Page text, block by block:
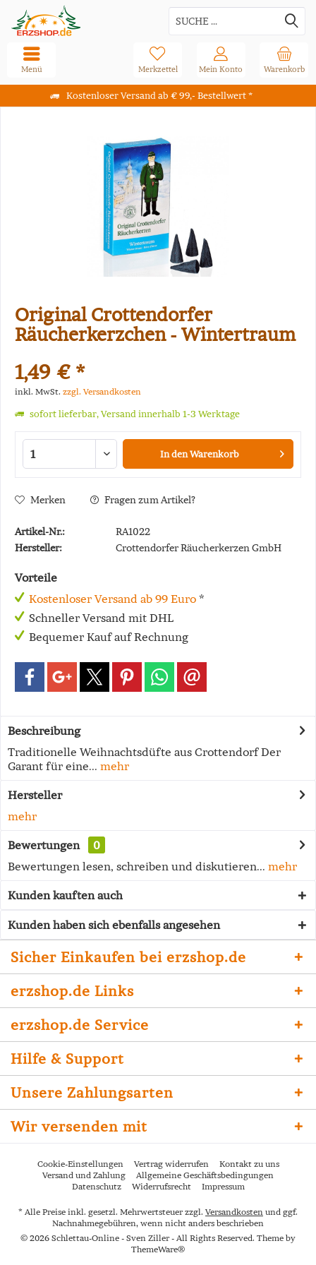
Kostenloser Versand ab € 99,- Bestellwert *
Warenkorb
Merkzettel Mein Konto
Menü
Original Crottendorfer
Räucherkerzchen - Wintertraum
1,49 € *
inkl. MwSt. zzgl. Versandkosten
sofort lieferbar, Versand innerhalb 1-3 Werktage
In denWarenkorb
Merken Fragen zum Artikel?
Artikel-Nr.:
RA1022
Hersteller:
Crottendorfer Räucherkerzen GmbH
Vorteile
Kostenloser Versand ab 99 Euro *
Schneller Versand mit DHL
Bequemer Kauf auf Rechnung
Beschreibung
Traditionelle Weihnachtsdüfte aus Crottendorf Der
Garant für eine... mehr
Hersteller
mehr
Bewertungen
0
Bewertungen lesen, schreiben und diskutieren... mehr
Kunden kauften auch
Kunden haben sich ebenfalls angesehen
Sicher Einkaufen bei erzshop.de
erzshop.de Links
erzshop.de Service
Hilfe & Support
Unsere Zahlungsarten
Wir versenden mit
Cookie-Einstellungen Vertrag widerrufen
Kontakt zu uns
Versand und Zahlung
Allgemeine Geschäftsbedingungen
Datenschutz
Widerrufsrecht Impressum
* Alle Preise inkl. gesetzl. Mehrwertsteuer zzgl. Versandkosten und ggf.
Nachnahmegebühren, wenn nicht anders beschrieben
© 2026 Schlettau-Online - Sven Ziller - All Rights Reserved. Theme by
ThemeWare®